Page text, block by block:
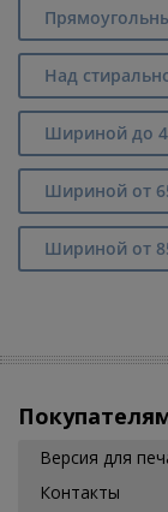
Над
Шириной до
Шириной от
Шириной от
Версия для
Контакты